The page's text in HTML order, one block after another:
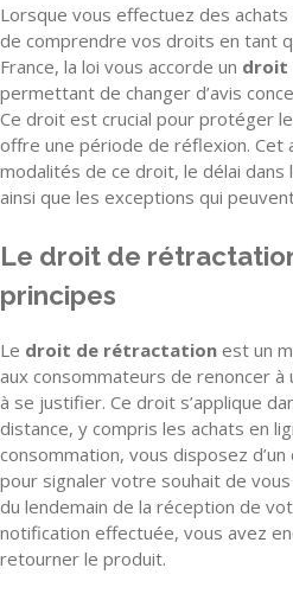
Lorsque vous effectuez des
de comprendre vos droits en tant
France, la loi vous accorde un droit
permettant de changer d’avis
Ce droit est crucial pour protéger
offre une période de réflexion. Cet
modalités de ce droit, le délai dans
ainsi que les exceptions qui
Le droit de
principes
Le droit de rétractation est un
aux consommateurs de renoncer à
à se justifier. Ce droit s’applique
distance, y compris les achats en
consommation, vous disposez d’un
pour signaler votre souhait de
du lendemain de la réception de
notification effectuée, vous avez
retourner le produit.